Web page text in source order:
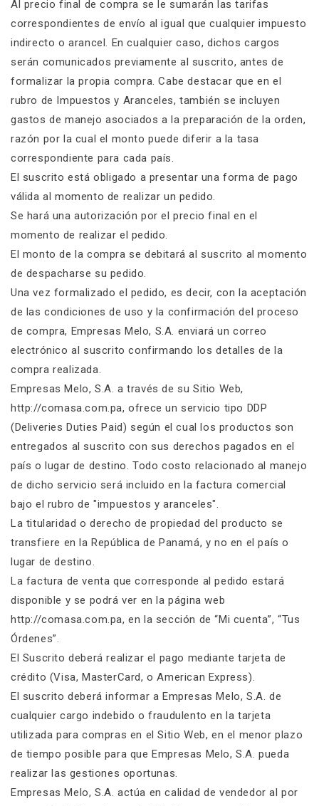
Al precio final de compra se le sumarán las tarifas
correspondientes de envío al igual que cualquier impuesto
indirecto o arancel. En cualquier caso, dichos cargos
serán comunicados previamente al suscrito, antes de
formalizar la propia compra. Cabe destacar que en el
rubro de Impuestos y Aranceles, también se incluyen
gastos de manejo asociados a la preparación de la orden,
razón por la cual el monto puede diferir a la tasa
correspondiente para cada país.
El suscrito está obligado a presentar una forma de pago
válida al momento de realizar un pedido.
Se hará una autorización por el precio final en el
momento de realizar el pedido.
El monto de la compra se debitará al suscrito al momento
de despacharse su pedido.
Una vez formalizado el pedido, es decir, con la aceptación
de las condiciones de uso y la confirmación del proceso
de compra, Empresas Melo, S.A. enviará un correo
electrónico al suscrito confirmando los detalles de la
compra realizada.
Empresas Melo, S.A. a través de su Sitio Web,
http://comasa.com.pa, ofrece un servicio tipo DDP
(Deliveries Duties Paid) según el cual los productos son
entregados al suscrito con sus derechos pagados en el
país o lugar de destino. Todo costo relacionado al manejo
de dicho servicio será incluido en la factura comercial
bajo el rubro de "impuestos y aranceles".
La titularidad o derecho de propiedad del producto se
transfiere en la República de Panamá, y no en el país o
lugar de destino.
La factura de venta que corresponde al pedido estará
disponible y se podrá ver en la página web
http://comasa.com.pa, en la sección de “Mi cuenta”, “Tus
Órdenes”.
El Suscrito deberá realizar el pago mediante tarjeta de
crédito (Visa, MasterCard, o American Express).
El suscrito deberá informar a Empresas Melo, S.A. de
cualquier cargo indebido o fraudulento en la tarjeta
utilizada para compras en el Sitio Web, en el menor plazo
de tiempo posible para que Empresas Melo, S.A. pueda
realizar las gestiones oportunas.
Empresas Melo, S.A. actúa en calidad de vendedor al por